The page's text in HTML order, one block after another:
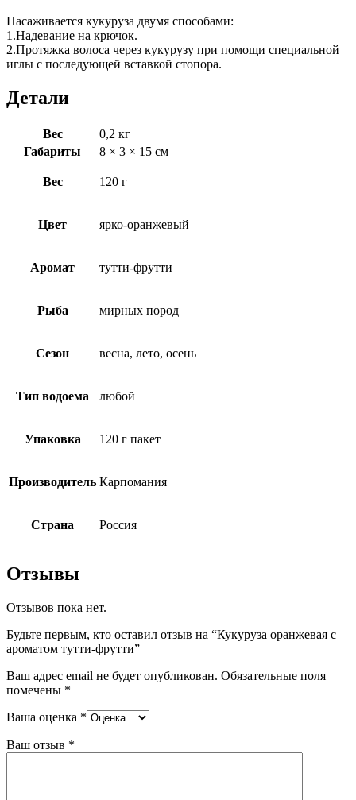
Насаживается кукуруза двумя способами:
1.Надевание на крючок.
2.Протяжка волоса через кукурузу при помощи специальной
иглы с последующей вставкой стопора.
Детали
Вес
0,2 кг
Габариты
8 × 3 × 15 см
Вес 120 г
Цвет ярко-оранжевый
Аромат тутти-фрутти
Рыба мирных пород
Сезон весна, лето, осень
Тип водоема любой
Упаковка 120 г пакет
Производитель Карпомания
Страна Россия
Отзывы
Отзывов пока нет.
Будьте первым, кто оставил отзыв на “Кукуруза оранжевая с
ароматом тутти-фрутти”
Ваш адрес email не будет опубликован. Обязательные поля
помечены *
Ваша оценка *
Ваш отзыв *